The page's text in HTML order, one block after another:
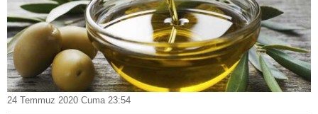
24 Temmuz 2020 Cuma 23:54